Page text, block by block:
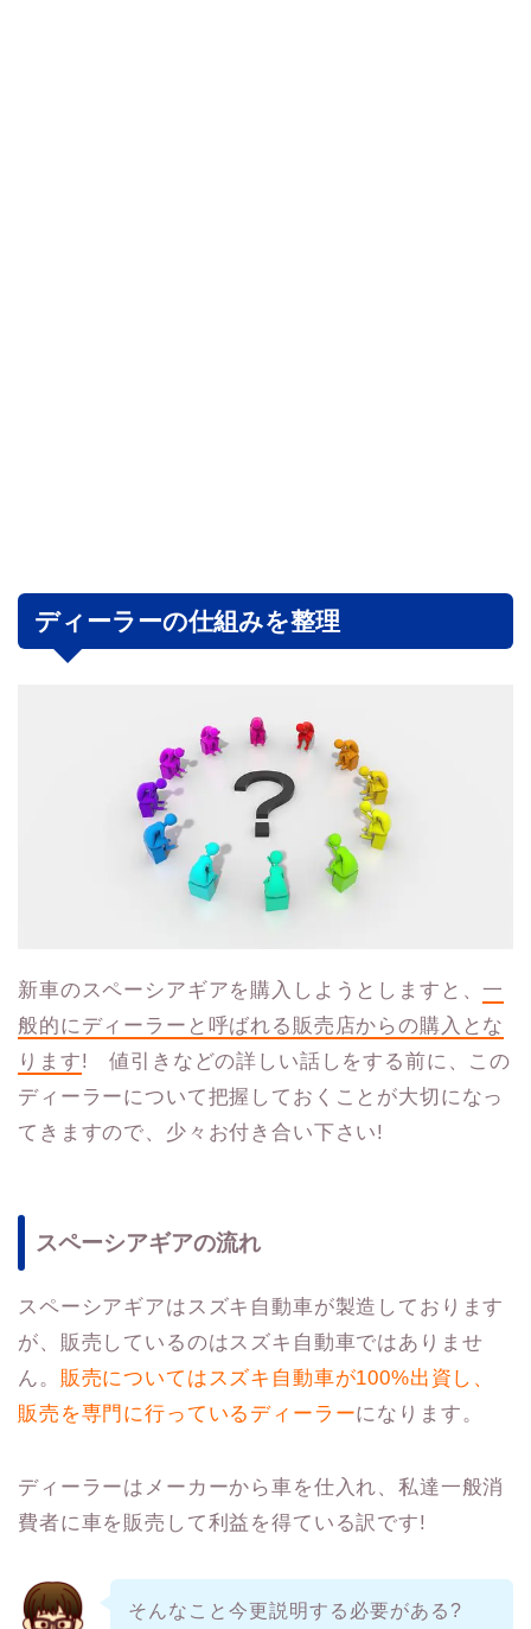
ディーラーの仕組みを整理
新車のスペーシアギアを購入しようとしますと、一
般的にディーラーと呼ばれる販売店からの購入とな
ります! 値引きなどの詳しい話しをする前に、この
ディーラーについて把握しておくことが大切になっ
てきますので、少々お付き合い下さい!
スペーシアギアの流れ
スペーシアギアはスズキ自動車が製造しております
が、販売しているのはスズキ自動車ではありませ
ん。 販売についてはスズキ自動車が100%出資し、
販売を専門に行っているディーラーになります。
ディーラーはメーカーから車を仕入れ、私達一般消
費者に車を販売して利益を得ている訳です!
そんなこと今更説明する必要がある?